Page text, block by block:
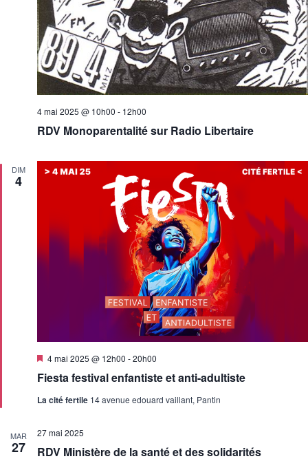
RDV Monoparentalité sur Radio Libertaire
4 mai 2025 @ 10h00 - 12h00
DIM
4
Fiesta festival enfantiste et anti-adultiste
Mis
avant
4 mai 2025 @ 12h00 -20h00
La cité fertile 14 avenue edouard vaillant, Pantin
MAR
27 RDV Ministère de la santé et des solidarités
27 mai 2025